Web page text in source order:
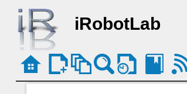
iRobotLab